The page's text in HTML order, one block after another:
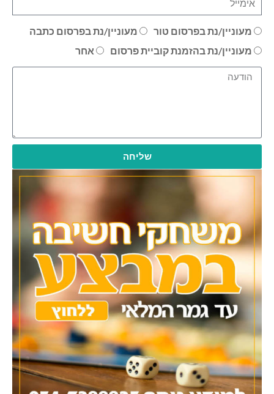
מעוניין/נת בפרסום טור
מעוניין/נת בפרסום כתבה
מעוניין/נת בהזמנת קוביית פרסום
אחר
שליחה